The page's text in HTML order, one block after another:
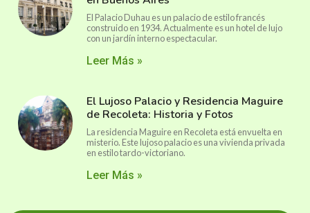
El Palacio Duhau es un palacio de estilo francés
construido en 1934. Actualmente es un hotel de lujo
con un jardín interno espectacular.
Leer Más »
El Lujoso Palacio y Residencia Maguire
de Recoleta: Historia y Fotos
La residencia Maguire en Recoleta está envuelta en
misterio. Este lujoso palacio es una vivienda privada
en estilo tardo-victoriano.
Leer Más »